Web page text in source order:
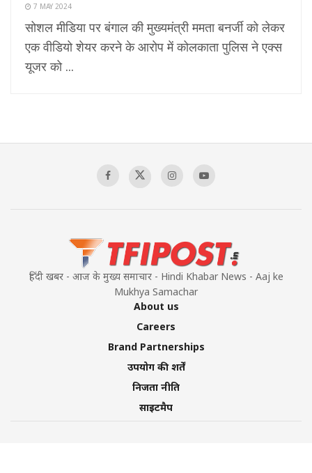
7 MAY 2024
सोशल मीडिया पर बंगाल की मुख्यमंत्री ममता बनर्जी को लेकर
एक वीडियो शेयर करने के आरोप में कोलकाता पुलिस ने एक्स
यूजर को ...
हिंदी खबर - आज के मुख्य समाचार - Hindi Khabar News - Aaj ke
Mukhya Samachar
About us
Careers
Brand Partnerships
उपयोग की शर्तें
निजता नीति
साइटमैप